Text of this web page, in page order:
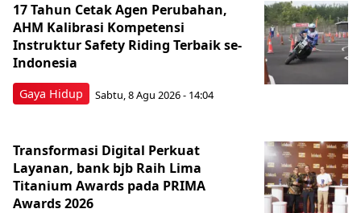
Gaya Hidup
17 Tahun Cetak Agen Perubahan,
AHM Kalibrasi Kompetensi
Instruktur Safety Riding Terbaik se-
Indonesia
Sabtu, 8 Agu 2026 - 14:04
Transformasi Digital Perkuat
Layanan, bank bjb Raih Lima
Titanium Awards pada PRIMA
Awards 2026